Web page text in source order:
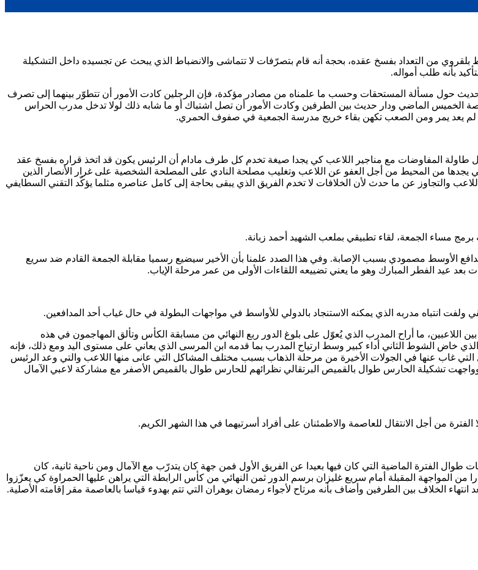
من التعداد بفسخ عقده، بحجة أنه قام بتصرّفات لا تتماشى والانضباط الذي يبحث عن تجسيده داخل التشكيلة
بأنه طلب أمواله.
بداية الموسم ولا داعي للحديث حول مسألة المستحقات وحسب ما علمناه من مصادر مؤكدة، فإن الرجلين كادت الأمور أن تتطوّر بينهما إلى تصرف
الخميس الماضي ودار حديث بين الطرفين وكادت الأمور أن تصل اشتباك أو ما شابه ذلك لولا تدخل مدرب الحراس
لم يعد يمر ومن الصعب تكهن بقاء خريج مدرسة الجمعية في صفوف الحمري.
المفاوضات مع مناجير اللاعب كي يجدا صيغة تخدم كل طرف مادام أن الرئيس يكون قد اتخذ قراره بفسخ عقد
يجدها من المحيط من أجل العفو عن اللاعب وتغليب مصلحة النادي على المصلحة الشخصية على غرار الأنصار الذين
والتجاوز عن ما حدث لأن الخلافات لا تخدم الفريق الذي يبقى بحاجة إلى كامل عناصره مثلما يؤكّد التقني السطايفي
مساء الجمعة، لقاء تطبيقي بملعب الشهيد أحمد زبانة.
الأوسط مصمودي بسبب الإصابة. وفي هذا الصدد علمنا بأن الأخير سيضيع رسميا مقابلة الجمعة القادم ضد سريع
بعد عيد الفطر المبارك وهو ما يعني تضييعه اللقاءات الأولى من عمر مرحلة الإياب.
ولفت انتباه مدربه الذي يمكنه الاستنجاد بالدولي للأواسط في مواجهات البطولة في حال غياب أحد المدافعين.
اللاعبين، ما أراح المدرب الذي يُعوّل على بلوغ الدور ربع النهائي من مسابقة الكأس وتألق المهاجمون في هذه
خاض الشوط الثاني أداء كبير وسط ارتياح المدرب بما قدمه ابن المرسى الذي يعاني على مستوى اليد ومع ذلك، فإنه
التي غاب عنها في الجولات الأخيرة من مرحلة الذهاب بسبب مختلف المشاكل التي عانى منها اللاعب والتي وعد الرئيس
تشكيلة الحارس طوال بالقميص البرتقالي نظرائهم للحارس طوال بالقميص الأصفر مع مشاركة لاعبي الآمال
من أجل الانتقال للعاصمة والاطمئنان على أفراد أسرتيهما في هذا الشهر الكريم.
الفترة الماضية التي كان فيها بعيدا عن الفريق الأول فمن جهة كان يتدرّب مع الآمال ومن ناحية ثانية، كان
المواجهة المقبلة أمام سريع غليزان برسم الدور ثمن النهائي من كأس الرابطة التي يراهن عليها الحمراوة كي يعزّزوا
الخلاف بين الطرفين وأضاف بأنه مرتاح لأجواء رمضان بوهران التي تتم بهدوء قياسا بالعاصمة مقر إقامته الأصلية.